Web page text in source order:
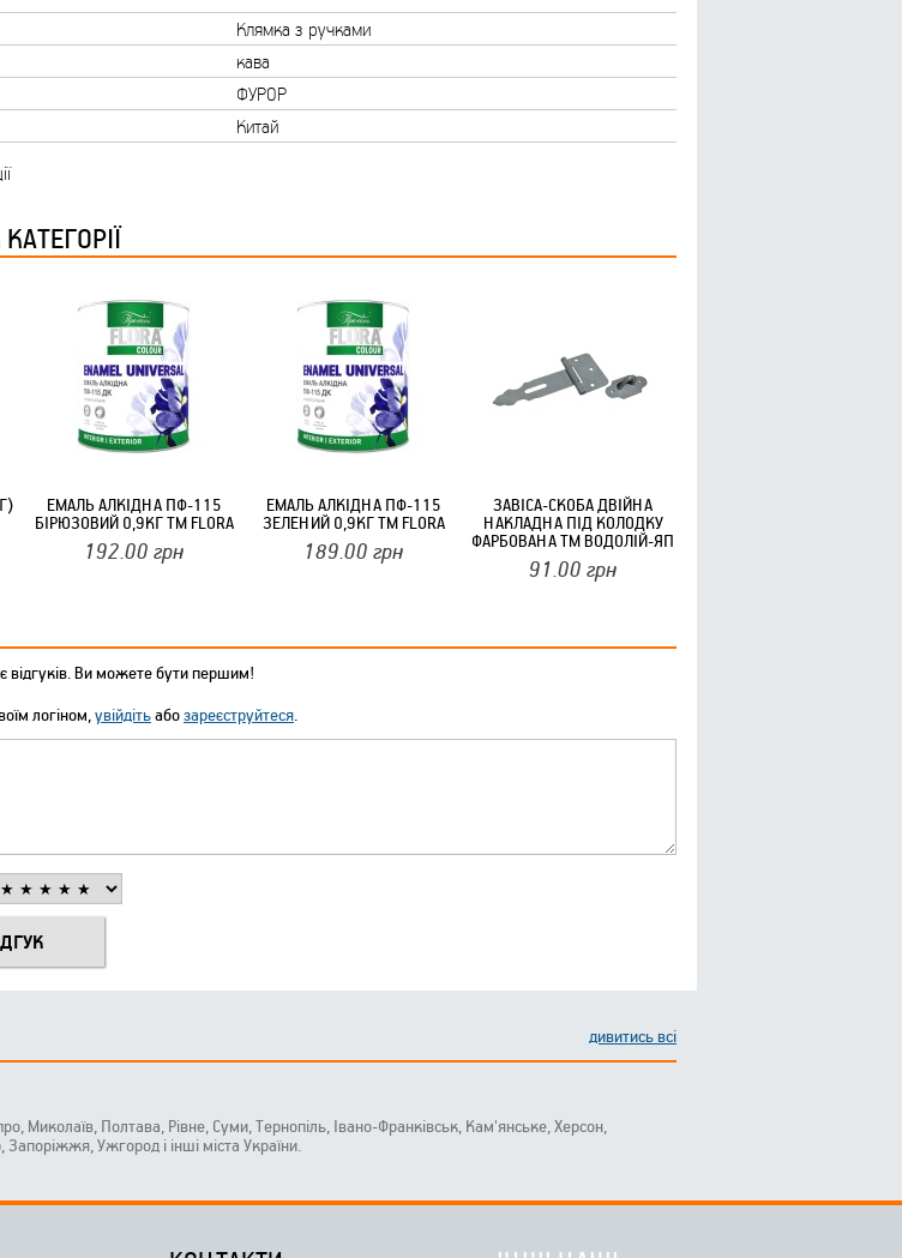
УП) ОФФ 82 ПАННОЧКА
УП) ОФФ 82 ПАННОЧКА
Клямка з ручками
кава
ФУРОР
Китай
ЕМАЛЬ АЛКІДНА ПФ-115
БІРЮЗОВИЙ 0,9КГ ТМ FLORA
192.00 грн
ЕМАЛЬ АЛКІДНА ПФ-115
ЗЕЛЕНИЙ 0,9КГ ТМ FLORA
189.00 грн
ЗАВІСА-СКОБА ДВІЙНА
НАКЛАДНА ПІД КОЛОДКУ
ФАРБОВАНА ТМ ВОДОЛІЙ-ЯП
91.00 грн
відгуків. Ви можете бути першим!
логіном,увійдітьабозареєструйтеся.
дивитись всі
Миколаїв, Полтава, Рівне, Суми, Тернопіль, Івано-Франківськ, Кам'янське, Херсон,
Ужгород і інші міста України.